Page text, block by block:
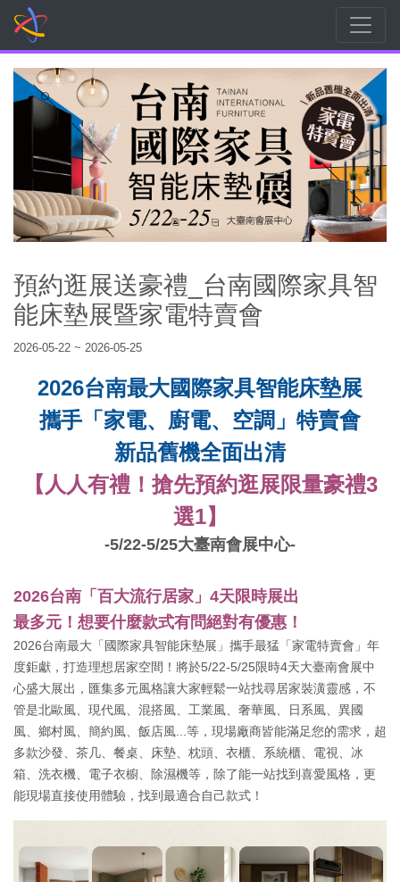
預約逛展送豪禮_台南國際家具智
能床墊展暨家電特賣會
2026-05-22 ~ 2026-05-25
2026台南最大國際家具智能床墊展
攜手「家電、廚電、空調 」特賣會
新品舊機全面出清
【 人人有禮！ 搶先預約逛展限量豪禮3
選1】
-5/22-5/25大臺南會展中心-
2026台南「百大流行居家」4天限時展出
最多元！想要什麼款式有問絕對有優惠！
2026台南最大「國際家具智能床墊展 」攜手最猛「家電特賣會」年
度鉅獻，打造理想居家空間！ 將於5/22-5/25限時4天大臺南會展中
心盛大展出，匯集多元風格讓大家輕鬆一站找尋居家裝潢靈感，不
管是北歐風、現代風、混搭風、工業風、奢華風、日系風、異國
風、鄉村風、簡約風、飯店風...等，現場廠商皆能滿足您的需求，超
多款沙發、茶几、餐桌、床墊、枕頭、衣櫃、系統櫃、電視、冰
箱、洗衣機、電子衣櫥、除濕機等，除了能一站找到喜愛風格，更
能現場直接使用體驗，找到最適合自己款式！